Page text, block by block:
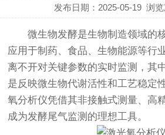
发布日期：2025-05-19 浏览
微生物发酵是生物制造领域的
应用于制药、食品、生物能源等行
离不开对关键参数的实时监测，其
是反映微生物代谢活性和工艺稳定
氧分析仪凭借其非接触式测量、高
成为发酵尾气监测的理想工具。